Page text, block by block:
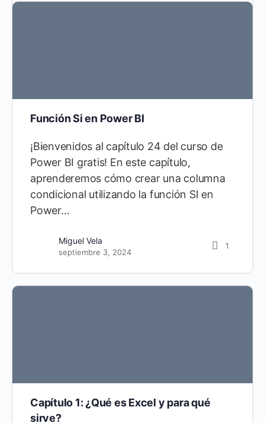
septiembre 10, 2021
Función Si en Power BI
¡Bienvenidos al capítulo 24 del curso de
Power BI gratis! En este capítulo,
aprenderemos cómo crear una columna
condicional utilizando la función SI en
Power…
Miguel Vela
septiembre 3, 2024
1
Capítulo 1: ¿Qué es Excel y para qué
sirve?